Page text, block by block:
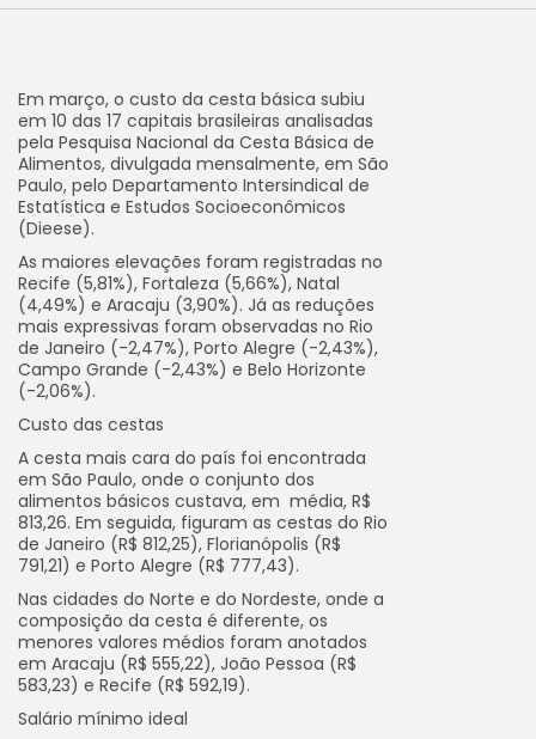
Em março, o custo da cesta básica subiu
em 10 das 17 capitais brasileiras analisadas
pela Pesquisa Nacional da Cesta Básica de
Alimentos, divulgada mensalmente, em São
Paulo, pelo Departamento Intersindical de
Estatística e Estudos Socioeconômicos
(Dieese).
As maiores elevações foram registradas no
Recife (5,81%), Fortaleza (5,66%), Natal
(4,49%) e Aracaju (3,90%). Já as reduções
mais expressivas foram observadas no Rio
de Janeiro (-2,47%), Porto Alegre (-2,43%),
Campo Grande (-2,43%) e Belo Horizonte
(-2,06%).
Custo das cestas
A cesta mais cara do país foi encontrada
em São Paulo, onde o conjunto dos
alimentos básicos custava, em média, R$
813,26. Em seguida, figuram as cestas do Rio
de Janeiro (R$ 812,25), Florianópolis (R$
791,21) e Porto Alegre (R$ 777,43).
Nas cidades do Norte e do Nordeste, onde a
composição da cesta é diferente, os
menores valores médios foram anotados
em Aracaju (R$ 555,22), João Pessoa (R$
583,23) e Recife (R$ 592,19).
Salário mínimo ideal